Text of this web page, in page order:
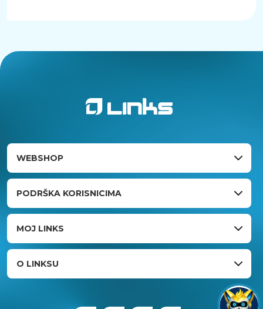
WEBSHOP
PODRŠKA KORISNICIMA
MOJ LINKS
O LINKSU